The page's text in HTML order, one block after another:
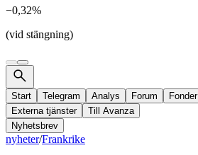
−0,32%
(vid stängning)
Start Telegram Analys Forum Fonder
Externa tjänster
Till Avanza
Nyhetsbrev
nyheter/Frankrike